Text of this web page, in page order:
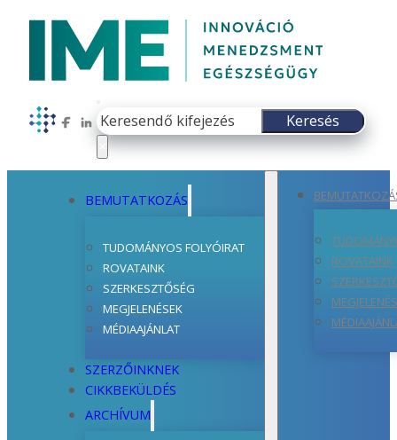
Follow us on Facebook
Follow us on LinkedIn
Keresés
Keresés
BEMUTATKOZÁS
TUDOMÁNYOS FOLYÓIRAT
ROVATAINK
SZERKESZTŐSÉG
MEGJELENÉSEK
MÉDIAAJÁNLAT
SZERZŐINKNEK
CIKKBEKÜLDÉS
ARCHÍVUM
ROVATAINK